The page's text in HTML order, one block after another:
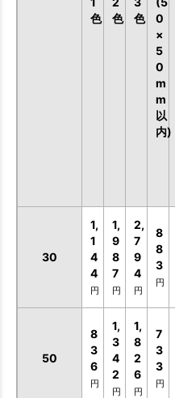
お買い物を続ける
色
色
色
0
×
5
0
m
m
以
内)
30
1,
1
4
4
円
1,
9
8
7
円
2,
7
9
4
円
8
8
3
円
50
8
3
6
円
1,
3
4
2
円
1,
8
2
6
円
7
3
3
円